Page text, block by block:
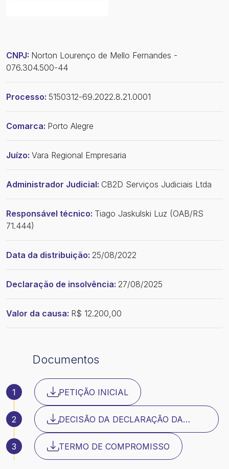
CNPJ: Norton Lourenço de Mello Fernandes -
076.304.500-44
Processo: 5150312-69.2022.8.21.0001
Comarca: Porto Alegre
Juízo: Vara Regional Empresaria
Administrador Judicial: CB2D Serviços Judiciais Ltda
Responsável técnico: Tiago Jaskulski Luz (OAB/RS
71.444)
Data da distribuição: 25/08/2022
Declaração de insolvência: 27/08/2025
Valor da causa: R$ 12.200,00
Documentos
1 PETIÇÃO INICIAL
2
DECISÃO DA DECLARAÇÃO DA
INSOLVÊNCIA
3
TERMO DE COMPROMISSO